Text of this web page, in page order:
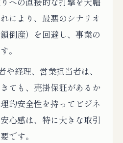
により、最悪のシナリオ
倒産）を回避し、事業の
。
や経理、営業担当者は、
ても、売掛保証があるか
的安全性を持ってビジネ
心感は、特に大きな取引
です。